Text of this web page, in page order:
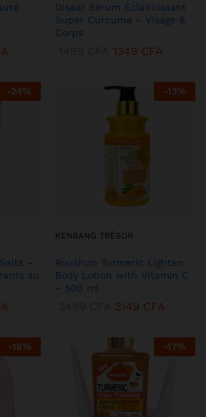
Disaar Sérum Éclaircissant
Super Curcuma – Visage &
Corps
1349 CFA
-24%
–
au
-13%
KENBANG TRÉSOR
Roushun Turmeric Lighten
Body Lotion with Vitamin C
– 500 ml
3149 CFA
-18% -17%